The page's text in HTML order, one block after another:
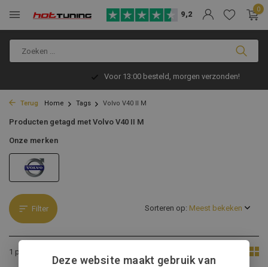
9,2
0
Voor 13:00 besteld, morgen verzonden!
Terug Home Tags Volvo V40 II M
Producten getagd met Volvo V40 II M
Onze merken
Filter
1 product
Sorteren op:
Deze website maakt gebruik van